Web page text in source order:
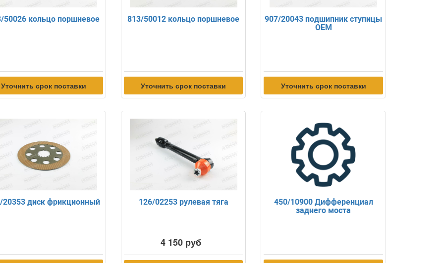
50026 кольцо поршневое
Уточнить срок поставки
813/50012 кольцо поршневое
Уточнить срок поставки
907/20043 подшипник ступицы
OEM
Уточнить срок поставки
20353 диск фрикционный 126/02253 рулевая тяга
4 150 руб
450/10900 Дифференциал
заднего моста